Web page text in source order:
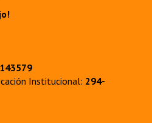
Institucional: 294-